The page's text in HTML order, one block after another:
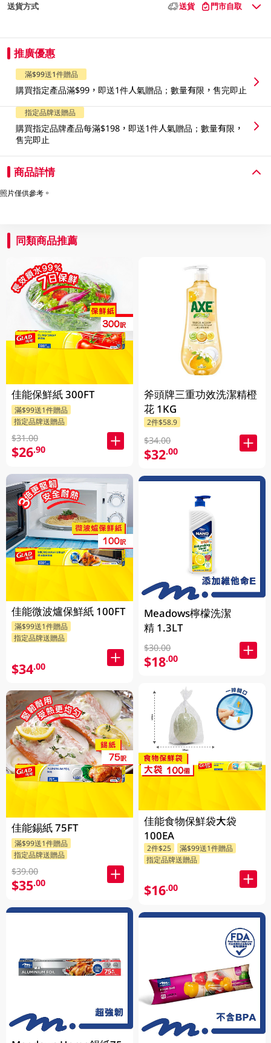
送貨方式 送貨 門市自取
推廣優惠
滿$99送1件贈品
購買指定產品滿$99，即送1件人氣贈品；數量有限，售完即止
指定品牌送贈品
購買指定品牌產品每滿$198，即送1件人氣贈品；數量有限，
售完即止
商品詳情
照片僅供參考。
同類商品推薦
佳能保鮮紙 300FT
滿$99送1件贈品
指定品牌送贈品
$31.00
$26.90
佳能微波爐保鮮紙 100FT
滿$99送1件贈品
指定品牌送贈品
$34.00
佳能錫紙 75FT
滿$99送1件贈品
指定品牌送贈品
$39.00
$35.00
斧頭牌三重功效洗潔精橙
花 1KG
2件$58.9
$34.00
$32.00
Meadows檸檬洗潔
精 1.3LT
$30.00
$18.00
佳能食物保鮮袋大袋
100EA
2件$25
滿$99送1件贈品
指定品牌送贈品
$16.00